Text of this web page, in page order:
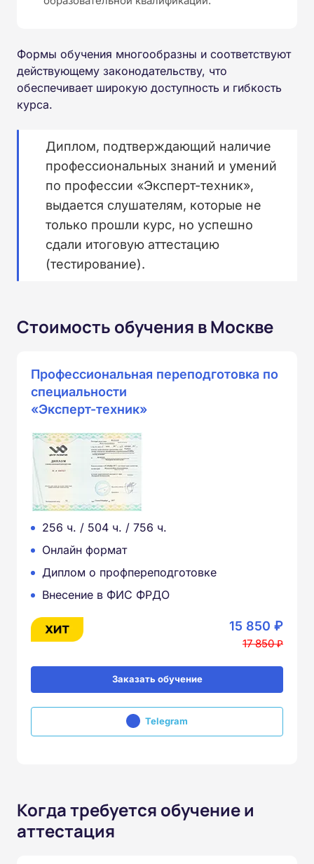
Формы обучения многообразны и соответствуют
действующему законодательству, что
обеспечивает широкую доступность и гибкость
курса.
Диплом, подтверждающий наличие
профессиональных знаний и умений
по профессии «Эксперт-техник»,
выдается слушателям, которые не
только прошли курс, но успешно
сдали итоговую аттестацию
(тестирование).
Стоимость обучения в Москве
Профессиональная переподготовка по
специальности
«Эксперт-техник»
256 ч. / 504 ч. / 756 ч.
Онлайн формат
Диплом о профпереподготовке
Внесение в ФИС ФРДО
15 850 ₽
17 850 ₽
Заказать обучение
Telegram
Когда требуется обучение и
аттестация